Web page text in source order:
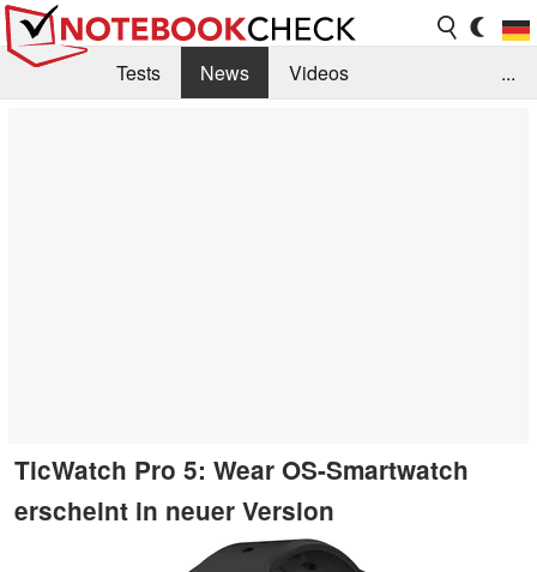
Tests News
Videos
...
TicWatch Pro 5: Wear OS-Smartwatch
erscheint in neuer Version